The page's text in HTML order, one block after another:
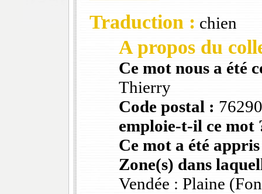
Traduction : chien
A propos du
Ce mot nous a été
Thierry
Code postal :
emploie-t-il ce mot
Ce mot a été
Zone(s) dans
Vendée : Plaine